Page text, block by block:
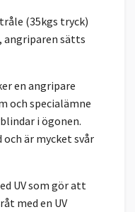
(35kgs tryck)
sätts
en angripare
och specialämne
i ögonen.
och är mycket svår
UV som gör att
med en UV